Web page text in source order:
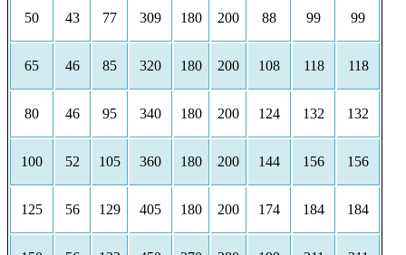
50 43 77 309 180 200 88 99 99
65 46 85 320 180 200 108 118 118
80 46 95 340 180 200 124 132 132
100 52 105 360 180 200 144 156 156
125 56 129 405 180 200 174 184 184